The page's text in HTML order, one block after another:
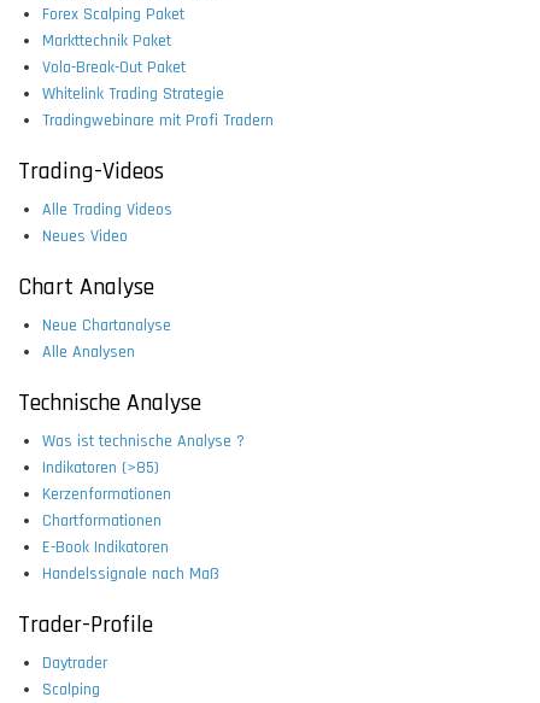
Forex Scalping Paket
Markttechnik Paket
Vola-Break-Out Paket
Whitelink Trading Strategie
Tradingwebinare mit Profi Tradern
Trading-Videos
Alle Trading Videos
Neues Video
Chart Analyse
Neue Chartanalyse
Alle Analysen
Technische Analyse
Was ist technische Analyse ?
Indikatoren (>85)
Kerzenformationen
Chartformationen
E-Book Indikatoren
Handelssignale nach Maß
Trader-Profile
Daytrader
Scalping